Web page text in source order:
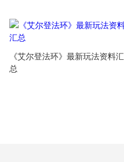
《艾尔登法环》最新玩法资料汇
总